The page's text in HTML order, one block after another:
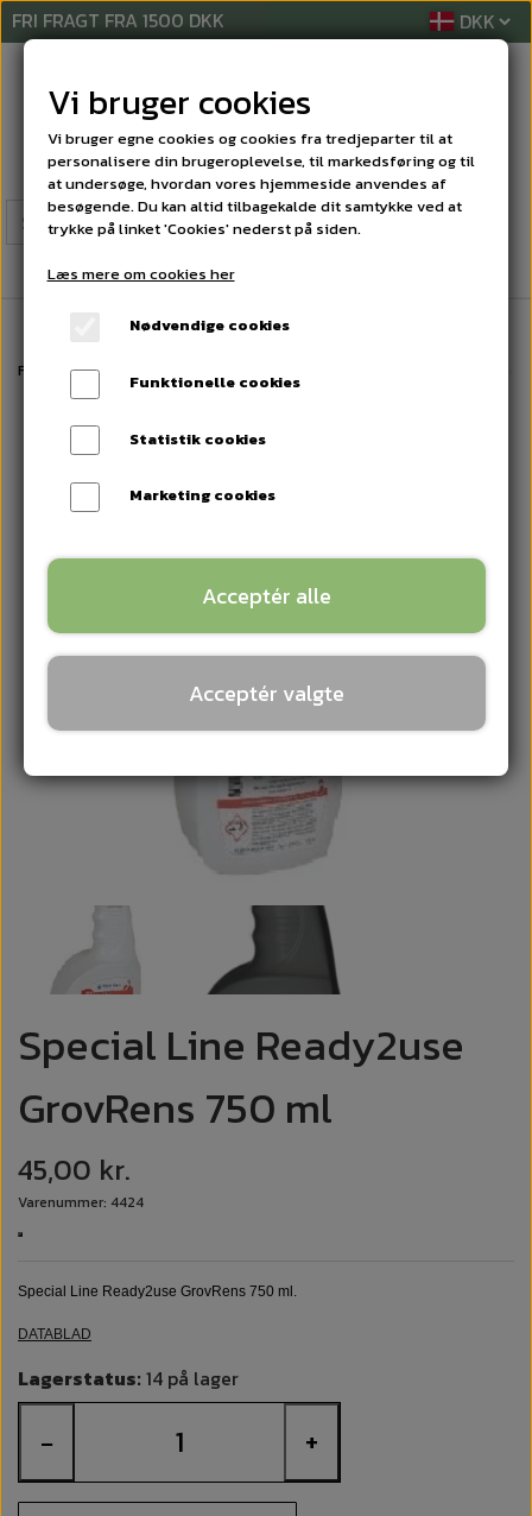
FRI FRAGT FRA 1500 DKK
Forside RENGØRINGSMIDLER
Special Line Ready2use
GrovRens 750 ml
45,00 kr.
Varenummer: 4424
Special Line Ready2use GrovRens 750 ml.
DATABLAD
Lagerstatus: 14 på lager
− +
Vi bruger cookies
Vi bruger egne cookies og cookies fra tredjeparter til at
personalisere din brugeroplevelse, til markedsføring og til
at undersøge, hvordan vores hjemmeside anvendes af
besøgende. Du kan altid tilbagekalde dit samtykke ved at
trykke på linket 'Cookies' nederst på siden.
Læs mere om cookies her
Nødvendige cookies
Funktionelle cookies
Statistik cookies
Marketing cookies
Acceptér alle
Acceptér valgte